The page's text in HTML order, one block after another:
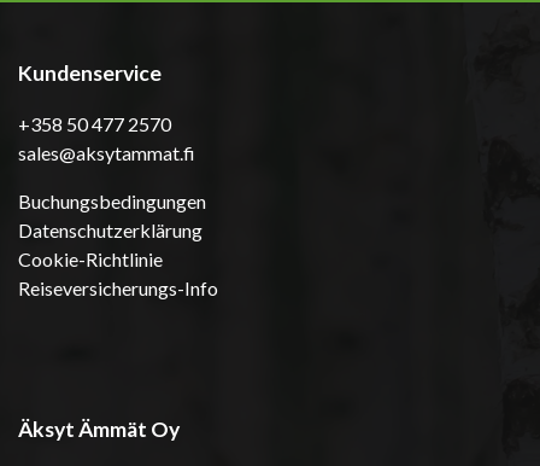
Kundenservice
+358 50 477 2570
sales@aksytammat.fi
Buchungsbedingungen
Datenschutzerklärung
Cookie-Richtlinie
Reiseversicherungs-Info
Äksyt Ämmät Oy